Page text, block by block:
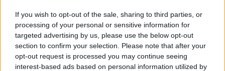
If you wish to opt-out of the sale, sharing to third parties, or
processing of your personal or sensitive information for
targeted advertising by us, please use the below opt-out
section to confirm your selection. Please note that after your
opt-out request is processed you may continue seeing
interest-based ads based on personal information utilized by
“Το κρυφό πρόγραμμα του ΣΥΡΙΖΑ για τη ναυτιλία και
την ακτοπλοΐα αποκάλυψε χθες ο κ. Δρίτσας με τις
δηλώσεις του: α) για δημιουργία κρατικού φορέα και την
επιβολή ουσιαστικά ...